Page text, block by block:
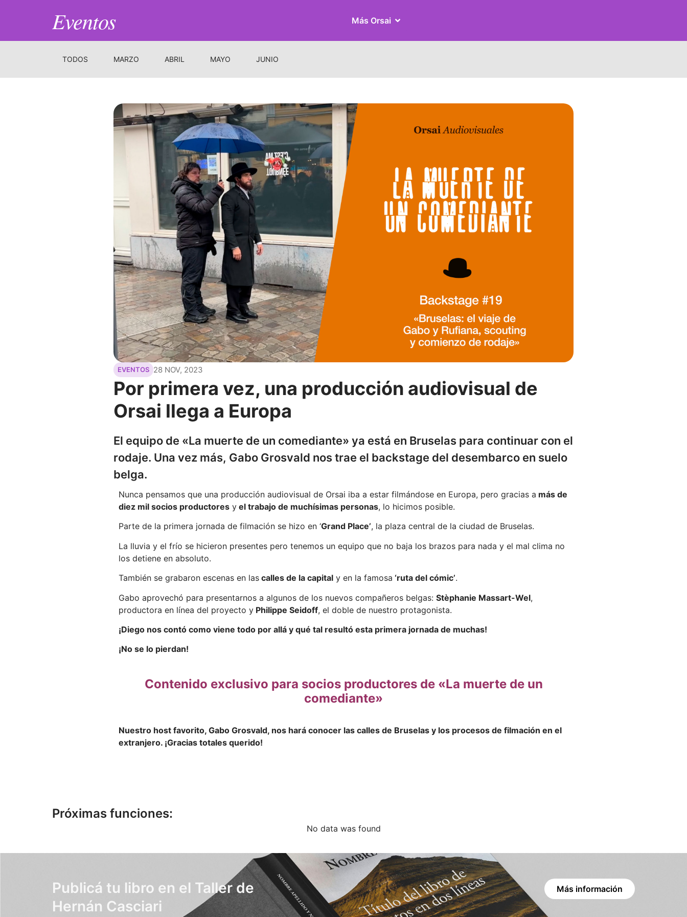
Eventos Más Orsai
TODOS MARZO ABRIL MAYO JUNIO
EVENTOS 28 NOV, 2023
Por primera vez, una producción audiovisual de
Orsai llega a Europa
El equipo de «La muerte de un comediante» ya está en Bruselas para continuar con el
rodaje. Una vez más, Gabo Grosvald nos trae el backstage del desembarco en suelo
belga.
Nunca pensamos que una producción audiovisual de Orsai iba a estar filmándose en Europa, pero gracias a más de
diez mil socios productores y el trabajo de muchísimas personas, lo hicimos posible.
Parte de la primera jornada de filmación se hizo en ‘Grand Place’, la plaza central de la ciudad de Bruselas.
La lluvia y el frío se hicieron presentes pero tenemos un equipo que no baja los brazos para nada y el mal clima no
los detiene en absoluto.
También se grabaron escenas en las calles de la capital y en la famosa ‘ruta del cómic’.
Gabo aprovechó para presentarnos a algunos de los nuevos compañeros belgas: Stèphanie Massart-Wel,
productora en línea del proyecto y Philippe Seidoff, el doble de nuestro protagonista.
¡Diego nos contó como viene todo por allá y qué tal resultó esta primera jornada de muchas!
¡No se lo pierdan!
Contenido exclusivo para socios productores de «La muerte de un
comediante»
Nuestro host favorito, Gabo Grosvald, nos hará conocer las calles de Bruselas y los procesos de filmación en el
extranjero. ¡Gracias totales querido!
Próximas funciones:
No data was found
Publicá tu libro en el Taller de
Hernán Casciari
Más información